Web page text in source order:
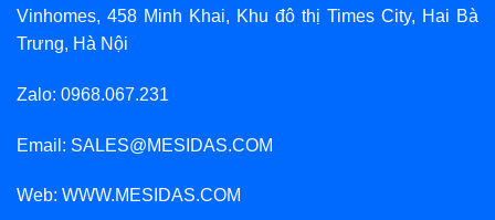
Vinhomes, 458 Minh Khai, Khu đô thị Times City, Hai Bà
Trưng, Hà Nội
Zalo: 0968.067.231
Email: SALES@MESIDAS.COM
Web: WWW.MESIDAS.COM